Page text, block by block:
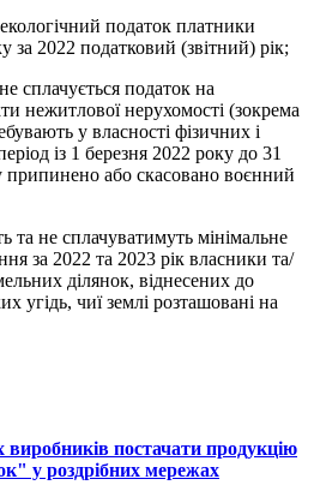
податок платники
за 2022 податковий (звітний) рік;
сплачується податок на
нежитлової нерухомості (зокрема
у власності фізичних і
із 1 березня 2022 року до 31
припинено або скасовано воєнний
та не сплачуватимуть мінімальне
за 2022 та 2023 рік власники та/
ділянок, віднесених до
угідь, чиї землі розташовані на
постачати продукцію
у роздрібних мережах